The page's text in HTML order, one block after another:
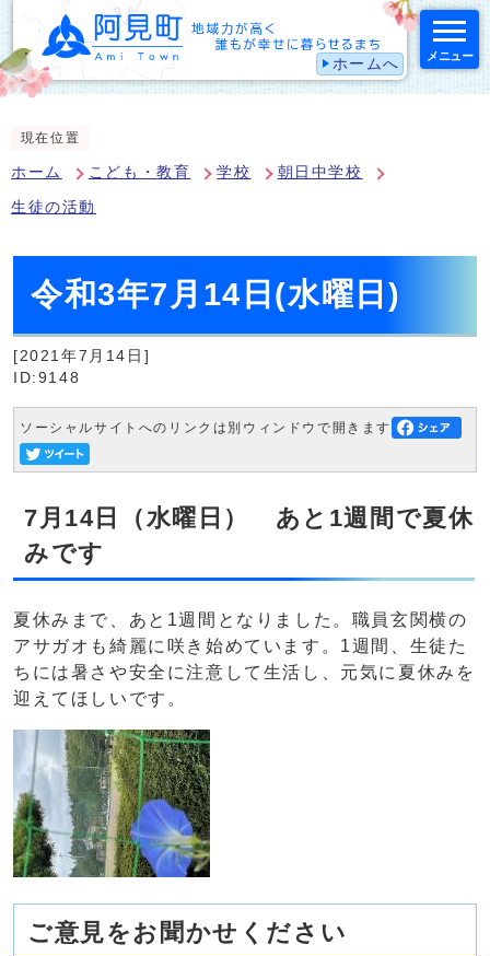
ホームへ メニュー
現在位置
ホーム こども・教育 学校 朝日中学校
生徒の活動
令和3年7月14日(水曜日)
[2021年7月14日]
ID:9148
ソーシャルサイトへのリンクは別ウィンドウで開きます
7月14日（水曜日） あと1週間で夏休
みです
夏休みまで、あと1週間となりました。職員玄関横の
アサガオも綺麗に咲き始めています。1週間、生徒た
ちには暑さや安全に注意して生活し、元気に夏休みを
迎えてほしいです。
ご意見をお聞かせください